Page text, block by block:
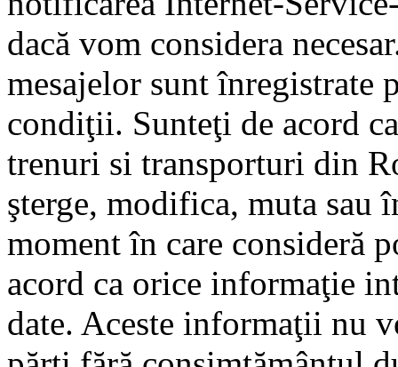
dacă vom considera
mesajelor sunt înregistrate
condiţii. Sunteţi de acord
trenuri si transporturi din
şterge, modifica, muta sau
moment în care consideră
acord ca orice informaţie
date. Aceste informaţii nu